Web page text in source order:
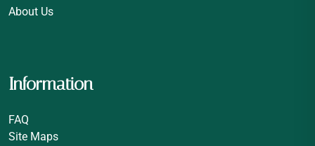
About Us
Information
FAQ
Site Maps